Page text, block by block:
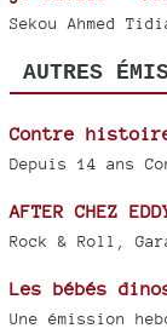
Sekou Ahmed
AUTRES
Contre
Depuis 14 ans
AFTER CHEZ
Rock & Roll,
Les bébés
Une émission